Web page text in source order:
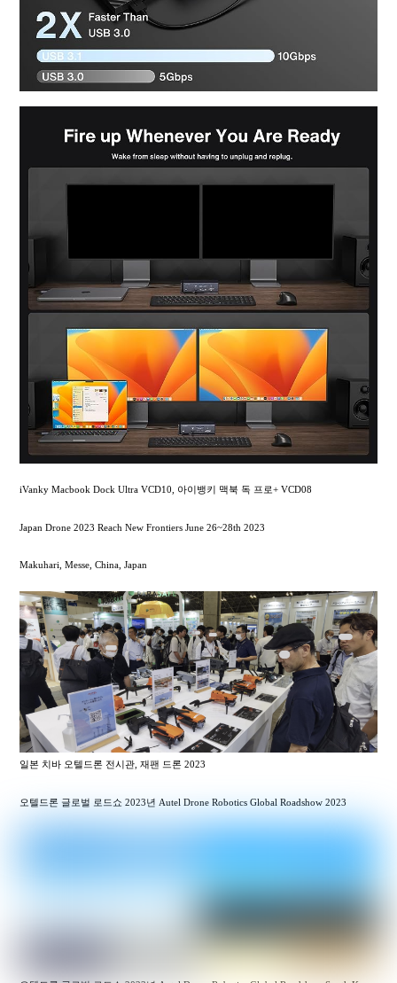
iVanky Macbook Dock Ultra VCD10, 아이뱅키 맥북 독 프로+ VCD08
Japan Drone 2023 Reach New Frontiers June 26~28th 2023
Makuhari, Messe, China, Japan
일본 치바 오텔드론 전시관, 재팬 드론 2023
오텔드론 글로벌 로드쇼 2023년 Autel Drone Robotics Global Roadshow 2023